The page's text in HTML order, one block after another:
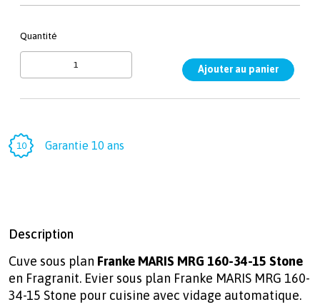
Quantité
Garantie 10 ans
Description
Cuve sous plan Franke MARIS MRG 160-34-15 Stone
en Fragranit. Evier sous plan Franke MARIS MRG 160-
34-15 Stone pour cuisine avec vidage automatique.